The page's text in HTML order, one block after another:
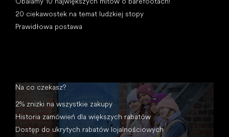
20 ciekawostek na temat ludzkiej stopy
Prawidłowa postawa
Na co czekasz?
2% zniżki na wszystkie zakupy
Historia zamówień dla większych rabatów
Dostęp do ukrytych rabatów lojalnościowych